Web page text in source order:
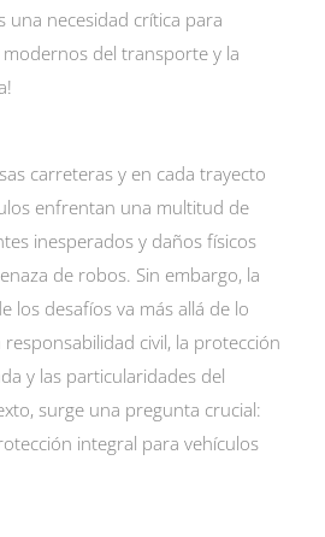
una necesidad crítica para
del transporte y la
carreteras y en cada trayecto
enfrentan una multitud de
inesperados y daños físicos
de robos. Sin embargo, la
los desafíos va más allá de lo
responsabilidad civil, la protección
y las particularidades del
surge una pregunta crucial:
integral para vehículos